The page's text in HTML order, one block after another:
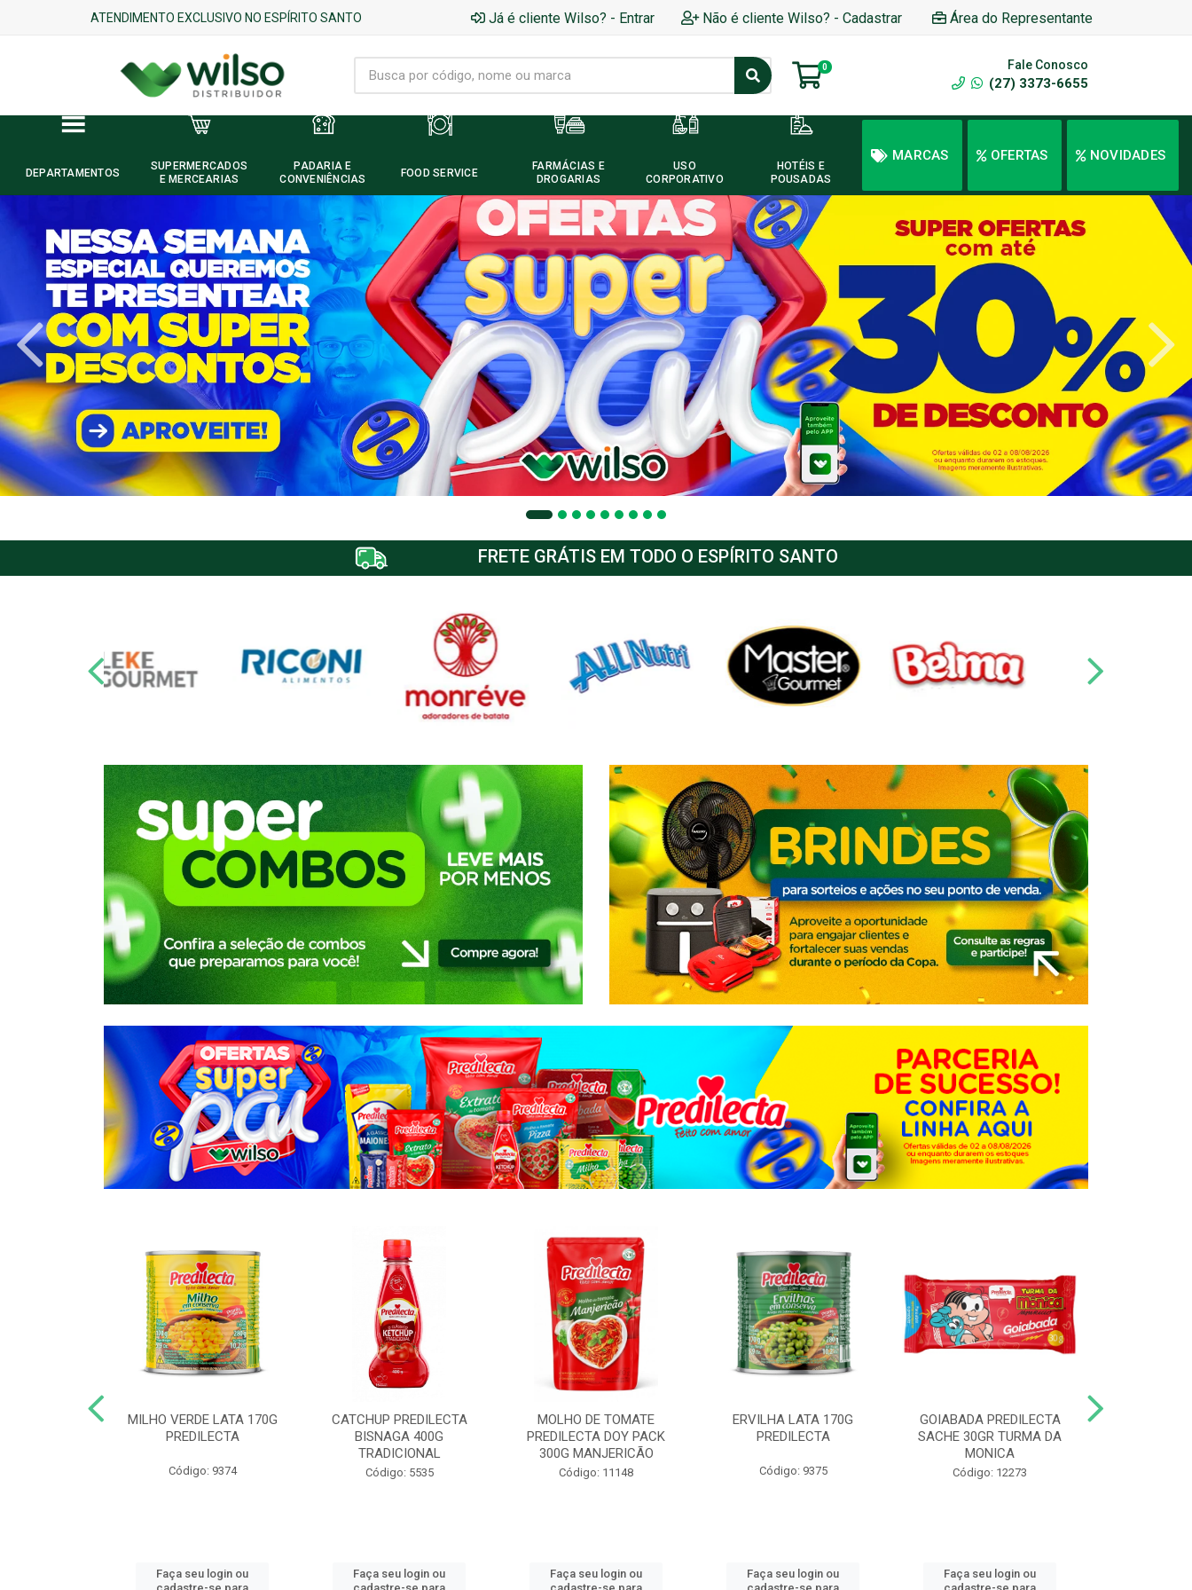
ATENDIMENTO EXCLUSIVO NO ESPÍRITO SANTO Já é cliente Wilso? - Entrar Não é cliente Wilso? - Cadastrar Área do Representante
0 Fale Conosco
(27) 3373-6655
DEPARTAMENTOS
SUPERMERCADOS
E MERCEARIAS
PADARIA E
CONVENIÊNCIAS
FOOD SERVICE
FARMÁCIAS E
DROGARIAS
USO
CORPORATIVO
HOTÉIS E
POUSADAS
MARCAS OFERTAS NOVIDADES
FRETE GRÁTIS EM TODO O ESPÍRITO SANTO
MILHO VERDE LATA 170G
PREDILECTA
Código: 9374
Faça seu login ou
CATCHUP PREDILECTA
BISNAGA 400G
TRADICIONAL
Código: 5535
Faça seu login ou
MOLHO DE TOMATE
PREDILECTA DOY PACK
300G MANJERICÃO
Código: 11148
Faça seu login ou
ERVILHA LATA 170G
PREDILECTA
Código: 9375
Faça seu login ou
GOIABADA PREDILECTA
SACHE 30GR TURMA DA
MONICA
Código: 12273
Faça seu login ou